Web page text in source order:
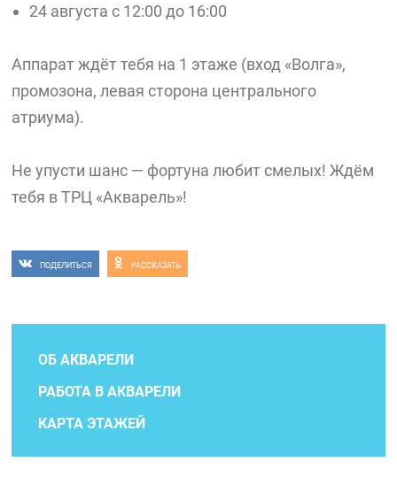
24 августа с 12:00 до 16:00
Аппарат ждёт тебя на 1 этаже (вход «Волга»,
промозона, левая сторона центрального
атриума).
Не упусти шанс — фортуна любит смелых! Ждём
тебя в ТРЦ «Акварель»!
ПОДЕЛИТЬСЯ РАССКАЗАТЬ
ОБ АКВАРЕЛИ
РАБОТА В АКВАРЕЛИ
КАРТА ЭТАЖЕЙ